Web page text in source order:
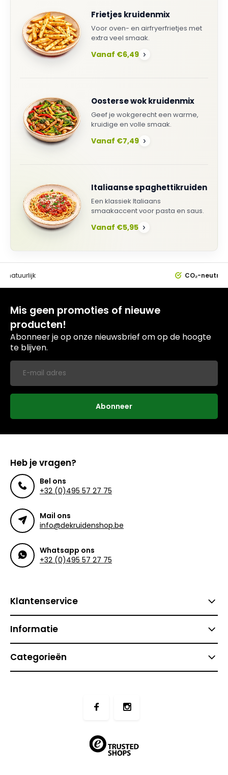
Frietjes kruidenmix
Voor oven- en airfryerfrietjes met
extra veel smaak.
Vanaf €6,49 ›
Oosterse wok kruidenmix
Geef je wokgerecht een warme,
kruidige en volle smaak.
Vanaf €7,49 ›
Italiaanse spaghettikruiden
Een klassiek Italiaans
smaakaccent voor pasta en saus.
Vanaf €5,95 ›
natuurlijk CO₂-
Mis geen promoties of nieuwe
producten!
Abonneer je op onze nieuwsbrief om op de hoogte
te blijven.
Abonneer
Heb je vragen?
Bel ons
+32 (0)495 57 27 75
Mail ons
info@dekruidenshop.be
Whatsapp ons
+32 (0)495 57 27 75
Klantenservice
Informatie
Categorieën